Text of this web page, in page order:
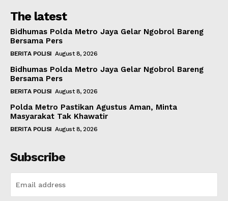
The latest
Bidhumas Polda Metro Jaya Gelar Ngobrol Bareng
Bersama Pers
BERITA POLISI August 8, 2026
Bidhumas Polda Metro Jaya Gelar Ngobrol Bareng
Bersama Pers
BERITA POLISI August 8, 2026
Polda Metro Pastikan Agustus Aman, Minta
Masyarakat Tak Khawatir
BERITA POLISI August 8, 2026
Subscribe